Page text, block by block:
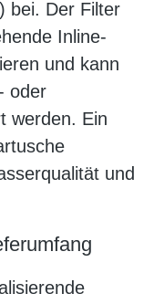
bei. Der Filter
Inline-
und kann
oder
werden. Ein
und